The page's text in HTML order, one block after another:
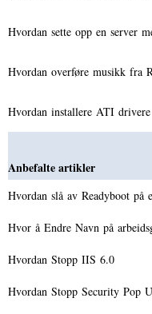
Hvordan sette opp en server
Hvordan overføre musikk fra
Hvordan installere ATI
Anbefalte artikler
Hvordan slå av Readyboot
Hvor å Endre Navn på
Hvordan Stopp IIS 6.0
Hvordan Stopp Security Pop